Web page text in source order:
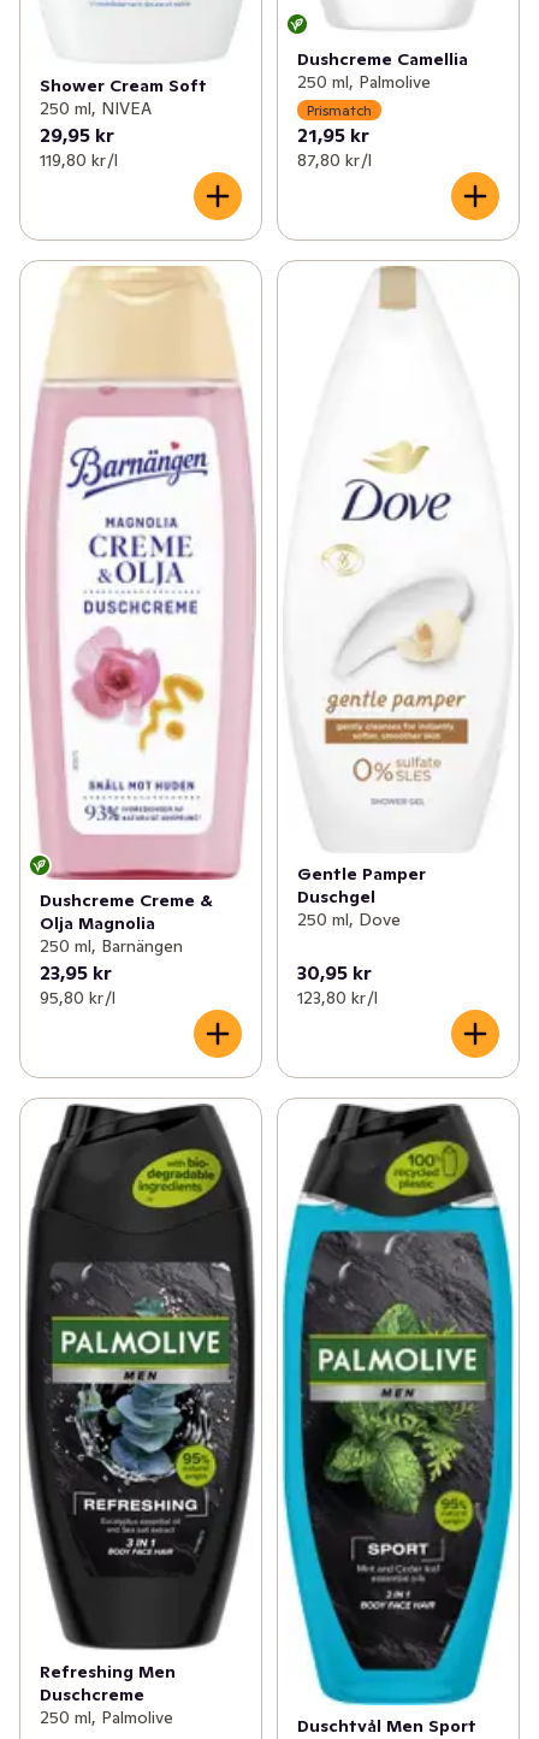
Shower Cream Soft
250 ml, NIVEA
29,95 kr
119,80 kr /l
Dushcreme Camellia
250 ml, Palmolive
Prismatch
21,95 kr
87,80 kr /l
Dushcreme Creme &
Olja Magnolia
250 ml, Barnängen
23,95 kr
95,80 kr /l
Gentle Pamper
Duschgel
250 ml, Dove
30,95 kr
123,80 kr /l
Refreshing Men
Duschcreme
250 ml, Palmolive
Duschtvål Men Sport